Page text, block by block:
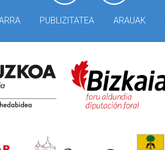
PUBLIZITATEA ARAUAK